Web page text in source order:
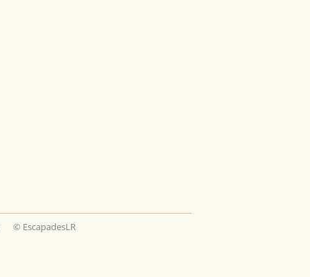
© EscapadesLR